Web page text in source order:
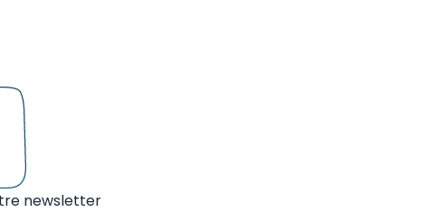
newsletter